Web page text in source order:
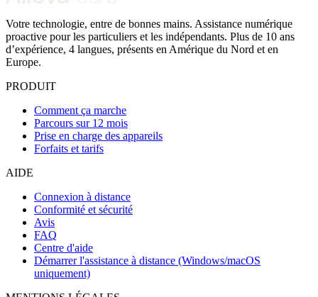
Votre technologie, entre de bonnes mains. Assistance numérique
proactive pour les particuliers et les indépendants. Plus de 10 ans
d’expérience, 4 langues, présents en Amérique du Nord et en
Europe.
PRODUIT
Comment ça marche
Parcours sur 12 mois
Prise en charge des appareils
Forfaits et tarifs
AIDE
Connexion à distance
Conformité et sécurité
Avis
FAQ
Centre d'aide
Démarrer l'assistance à distance (Windows/macOS
uniquement)